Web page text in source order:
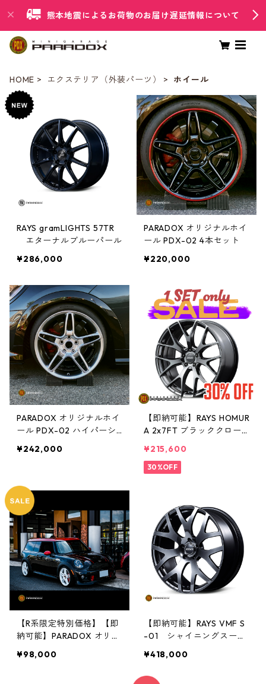
熊本地震によるお荷物のお届け遅延情報について
HOME エクステリア（外装パーツ） ホイール
RAYS gramLIGHTS 57TR
エターナルブルーパール
¥286,000
PARADOX オリジナルホイ
ール PDX-02 4本セット
¥220,000
PARADOX オリジナルホイ
ール PDX-02 ハイパーシ
¥242,000
【即納可能】RAYS HOMUR
A 2x7FT ブラッククロー
4本セット
¥215,600
30%OFF
【R系限定特別価格】【即
納可能】PARADOX オリジ
セット
¥98,000
【即納可能】RAYS VMF S
-01 シャイニングスーパ
セット
¥418,000